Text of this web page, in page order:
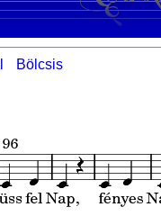
Bölcsis